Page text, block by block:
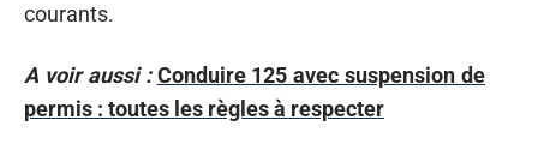
courants.
A voir aussi : Conduire 125 avec suspension de
permis : toutes les règles à respecter